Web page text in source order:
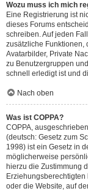
Wozu muss ich mich
Eine Registrierung ist
dieses Forums
schreiben. Auf jeden
zusätzliche Funktionen,
Avatarbilder, Private
zu Benutzergruppen
schnell erledigt ist und
Nach oben
Was ist COPPA?
COPPA,
(deutsch: Gesetz zum
1998) ist ein Gesetz in
möglicherweise
hierzu die Zustimmung
oder die Website, auf